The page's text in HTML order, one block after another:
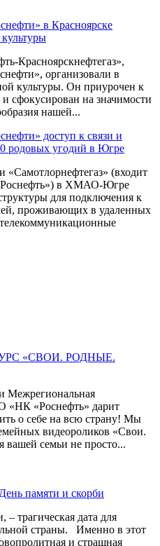
в Красноярске
Красноярскнефтегаз»,
организовали в
культуры. Он приурочен к
сфокусирован на значимости
нашей...
доступ к связи и
родовых угодий в Югре
«Самотлорнефтегаз» (входит
в ХМАО-Югре
для подключения к
проживающих в удаленных
«СВОИ. РОДНЫЕ.
Межрегиональная
«НК «Роснефть» дарит
о себе на всю страну! Мы
видеороликов «Свои.
семьи не просто...
памяти и скорби
трагическая дата для
страны. Именно в этот
и страшная